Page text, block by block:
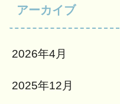
アーカイブ
2026年4月
2025年12月